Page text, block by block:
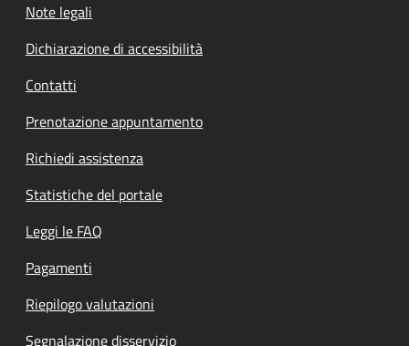
Note legali
Dichiarazione di accessibilità
Contatti
Prenotazione appuntamento
Richiedi assistenza
Statistiche del portale
Leggi le FAQ
Pagamenti
Riepilogo valutazioni
Segnalazione disservizio